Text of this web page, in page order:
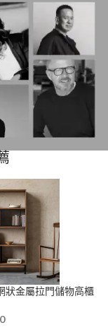
狀金屬拉門儲物高櫃